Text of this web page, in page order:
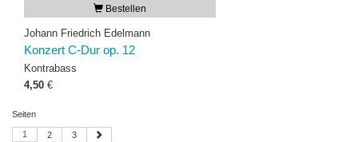
Bestellen
Johann Friedrich Edelmann
Konzert C-Dur op. 12
Kontrabass
4,50 €
Seiten
1 2 3